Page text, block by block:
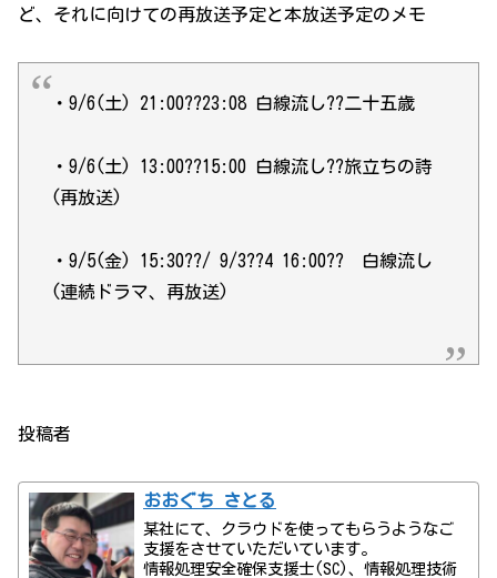
ど、それに向けての再放送予定と本放送予定のメモ
・9/6(土) 21:00??23:08 白線流し??二十五歳
・9/6(土) 13:00??15:00 白線流し??旅立ちの詩
(再放送)
・9/5(金) 15:30??/ 9/3??4 16:00?? 白線流し
(連続ドラマ、再放送)
投稿者
おおぐち さとる
某社にて、クラウドを使ってもらうようなご
支援をさせていただいています。
情報処理安全確保支援士(SC)、情報処理技術